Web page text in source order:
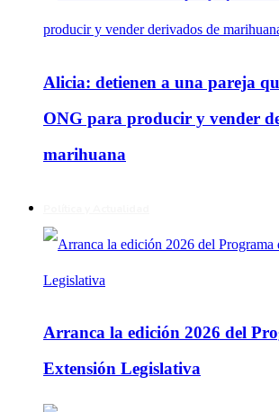
Alicia: detienen a una pareja
ONG para producir y vender
marihuana
Arranca la edición 2026 del
Extensión Legislativa